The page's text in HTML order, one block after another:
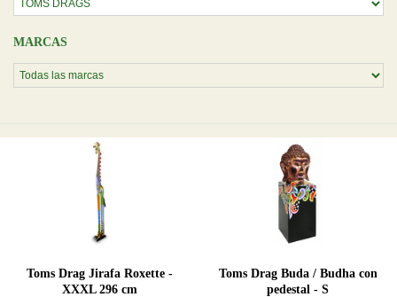
MARCAS
Toms Drag Jirafa Roxette -
XXXL 296 cm
Toms Drag Buda / Budha con
pedestal - S